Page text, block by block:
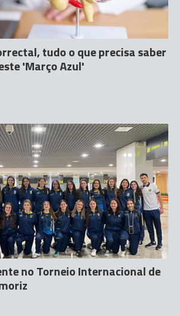
tudo o que precisa saber
'Março Azul'
no Torneio Internacional de